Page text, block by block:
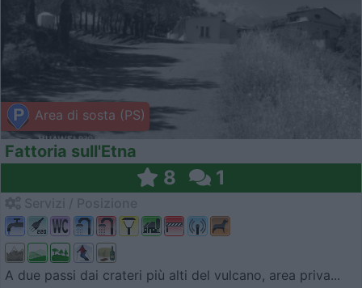
Area di sosta (PS)
Fattoria sull'Etna
8 1
A due passi dai crateri più alti del vulcano, area priva...